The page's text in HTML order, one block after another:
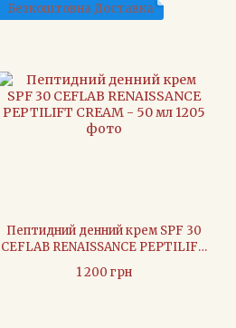
Безкоштовна Доставка
Пептидний денний крем SPF 30
CEFLAB RENAISSANCE PEPTILIFT
CREAM - 50 мл
1 200 грн